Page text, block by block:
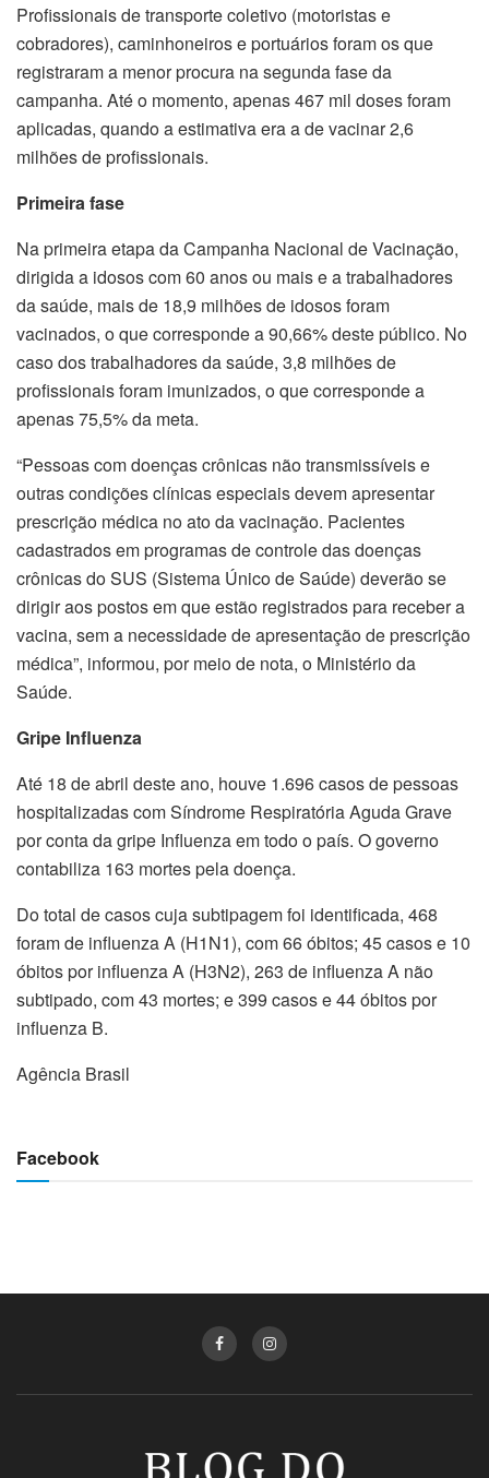
Profissionais de transporte coletivo (motoristas e
cobradores), caminhoneiros e portuários foram os que
registraram a menor procura na segunda fase da
campanha. Até o momento, apenas 467 mil doses foram
aplicadas, quando a estimativa era a de vacinar 2,6
milhões de profissionais.
Primeira fase
Na primeira etapa da Campanha Nacional de Vacinação,
dirigida a idosos com 60 anos ou mais e a trabalhadores
da saúde, mais de 18,9 milhões de idosos foram
vacinados, o que corresponde a 90,66% deste público. No
caso dos trabalhadores da saúde, 3,8 milhões de
profissionais foram imunizados, o que corresponde a
apenas 75,5% da meta.
“Pessoas com doenças crônicas não transmissíveis e
outras condições clínicas especiais devem apresentar
prescrição médica no ato da vacinação. Pacientes
cadastrados em programas de controle das doenças
crônicas do SUS (Sistema Único de Saúde) deverão se
dirigir aos postos em que estão registrados para receber a
vacina, sem a necessidade de apresentação de prescrição
médica”, informou, por meio de nota, o Ministério da
Saúde.
Gripe Influenza
Até 18 de abril deste ano, houve 1.696 casos de pessoas
hospitalizadas com Síndrome Respiratória Aguda Grave
por conta da gripe Influenza em todo o país. O governo
contabiliza 163 mortes pela doença.
Do total de casos cuja subtipagem foi identificada, 468
foram de influenza A (H1N1), com 66 óbitos; 45 casos e 10
óbitos por influenza A (H3N2), 263 de influenza A não
subtipado, com 43 mortes; e 399 casos e 44 óbitos por
influenza B.
Agência Brasil
Facebook